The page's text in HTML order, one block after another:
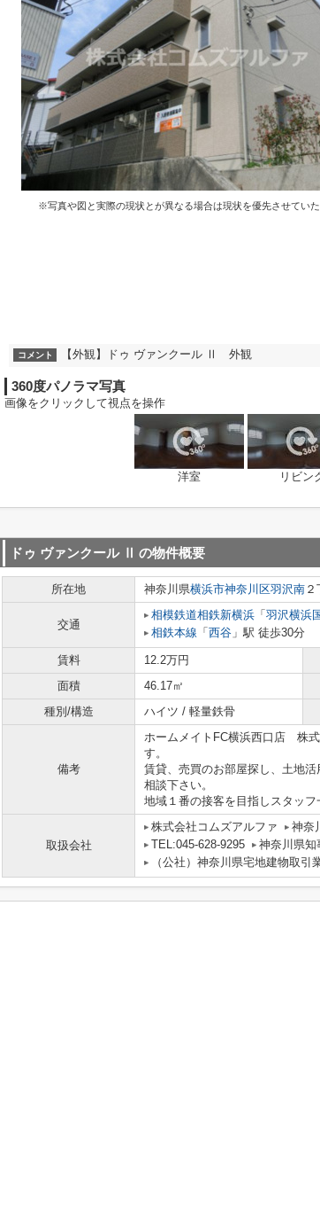
※写真や図と実際の現状とが異なる場合は現状を優先させてい
コメント 【外観】ドゥ ヴァンクール Ⅱ 外観
360度パノラマ写真
画像をクリックして視点を操作
洋室 リビン
ドゥ ヴァンクール Ⅱ の物件概要
所在地 神奈川県横浜市神奈川区羽沢南
交通
相模鉄道相鉄新横浜 「 羽沢横浜
相鉄本線 「 西谷 」駅 徒歩30分
賃料 12.2万円
面積
46.17㎡
種別/構造
ハイツ / 軽量鉄骨
備考
ホームメイトFC横浜西口店 株
す。
賃貸、売買のお部屋探し、土地
相談下さい。
地域１番の接客を目指しスタッフ
取扱会社
株式会社コムズアルファ
神奈
TEL:045-628-9295
神奈川県知
（公社）神奈川県宅地建物取引